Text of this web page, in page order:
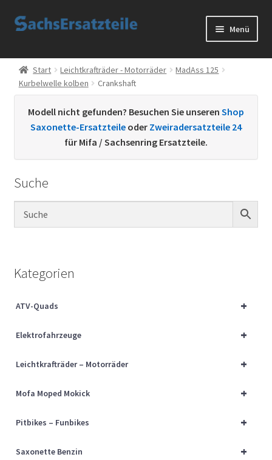
Zur
Zum
Menü
Start
AGB
Datenschutzerklärung
Kontakt
Sachs Ersatzteile
Über uns
Start Leichtkrafträder - Motorräder
MadAss 125
Kurbelwelle kolben
Crankshaft
Modell nicht gefunden? Besuchen Sie unseren Shop
Saxonette-Ersatzteile oder Zweiradersatzteile 24
für Mifa / Sachsenring Ersatzteile.
Suche
Kategorien
+
ATV-Quads
+
Elektrofahrzeuge
+
Leichtkrafträder – Motorräder
+
Mofa Moped Mokick
+
Pitbikes – Funbikes
+
Saxonette Benzin